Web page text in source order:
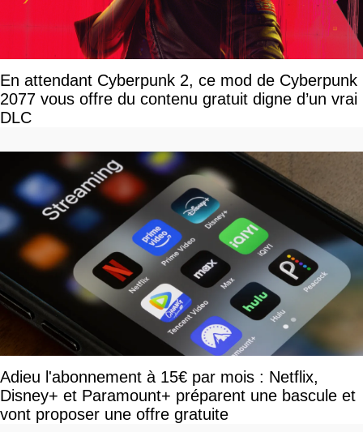
En attendant Cyberpunk 2, ce mod de Cyberpunk
2077 vous offre du contenu gratuit digne d’un vrai
DLC
Adieu l'abonnement à 15€ par mois : Netflix,
Disney+ et Paramount+ préparent une bascule et
vont proposer une offre gratuite